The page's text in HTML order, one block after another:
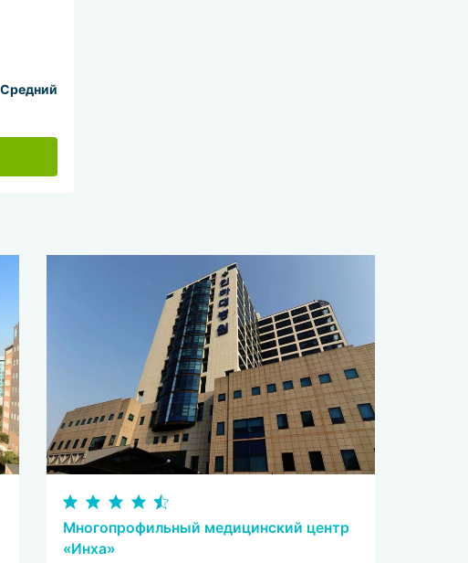
Средний
Многопрофильный медицинский центр
«Инха»